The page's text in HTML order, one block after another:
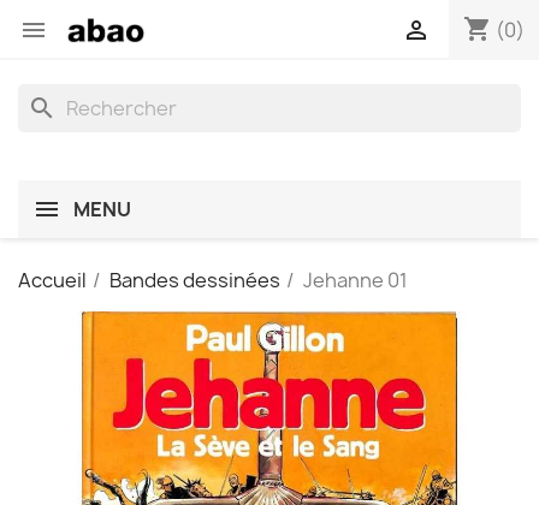
 shopping_cart (0)

search
MENU
Accueil Bandes dessinées Jehanne 01